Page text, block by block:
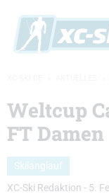
Weltcup
FT Damen
Skilanglauf
XC-Ski Redaktion - 5.